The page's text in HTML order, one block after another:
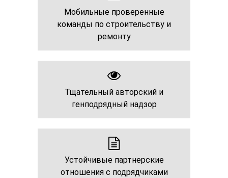
Мобильные проверенные
команды по строительству и
ремонту
Тщательный авторский и
генподрядный надзор
Устойчивые партнерские
отношения с подрядчиками